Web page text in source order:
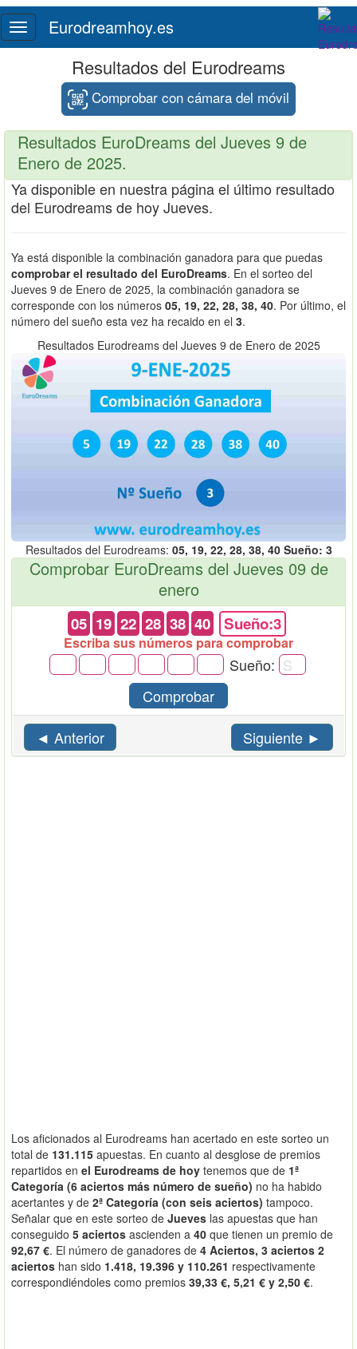
Toggle
navigation
Eurodreamhoy.es
Resultados del Eurodreams
Comprobar con cámara del móvil
Resultados EuroDreams del Jueves 9 de
Enero de 2025.
Ya disponible en nuestra página el último resultado
del Eurodreams de hoy Jueves.
Ya está disponible la combinación ganadora para que puedas
comprobar el resultado del EuroDreams. En el sorteo del
Jueves 9 de Enero de 2025, la combinación ganadora se
corresponde con los números 05, 19, 22, 28, 38, 40. Por último, el
número del sueño esta vez ha recaido en el 3.
Resultados Eurodreams del Jueves 9 de Enero de 2025
Resultados del Eurodreams: 05, 19, 22, 28, 38, 40 Sueño: 3
Comprobar EuroDreams del Jueves 09 de
enero
05 19 22 28 38 40 Sueño:3
Escriba sus números para comprobar
Sueño:
Comprobar
◄ Anterior
Siguiente ►
Los aficionados al Eurodreams han acertado en este sorteo un
total de 131.115 apuestas. En cuanto al desglose de premios
repartidos en el Eurodreams de hoy tenemos que de 1ª
Categoría (6 aciertos más número de sueño) no ha habido
acertantes y de 2ª Categoría (con seis aciertos) tampoco.
Señalar que en este sorteo de Jueves las apuestas que han
conseguido 5 aciertos ascienden a 40 que tienen un premio de
92,67 €. El número de ganadores de 4 Aciertos, 3 aciertos 2
aciertos han sido 1.418, 19.396 y 110.261 respectivamente
correspondiéndoles como premios 39,33 €, 5,21 € y 2,50 €.